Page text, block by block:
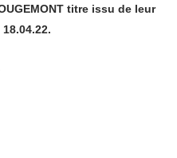
titre issu de leur